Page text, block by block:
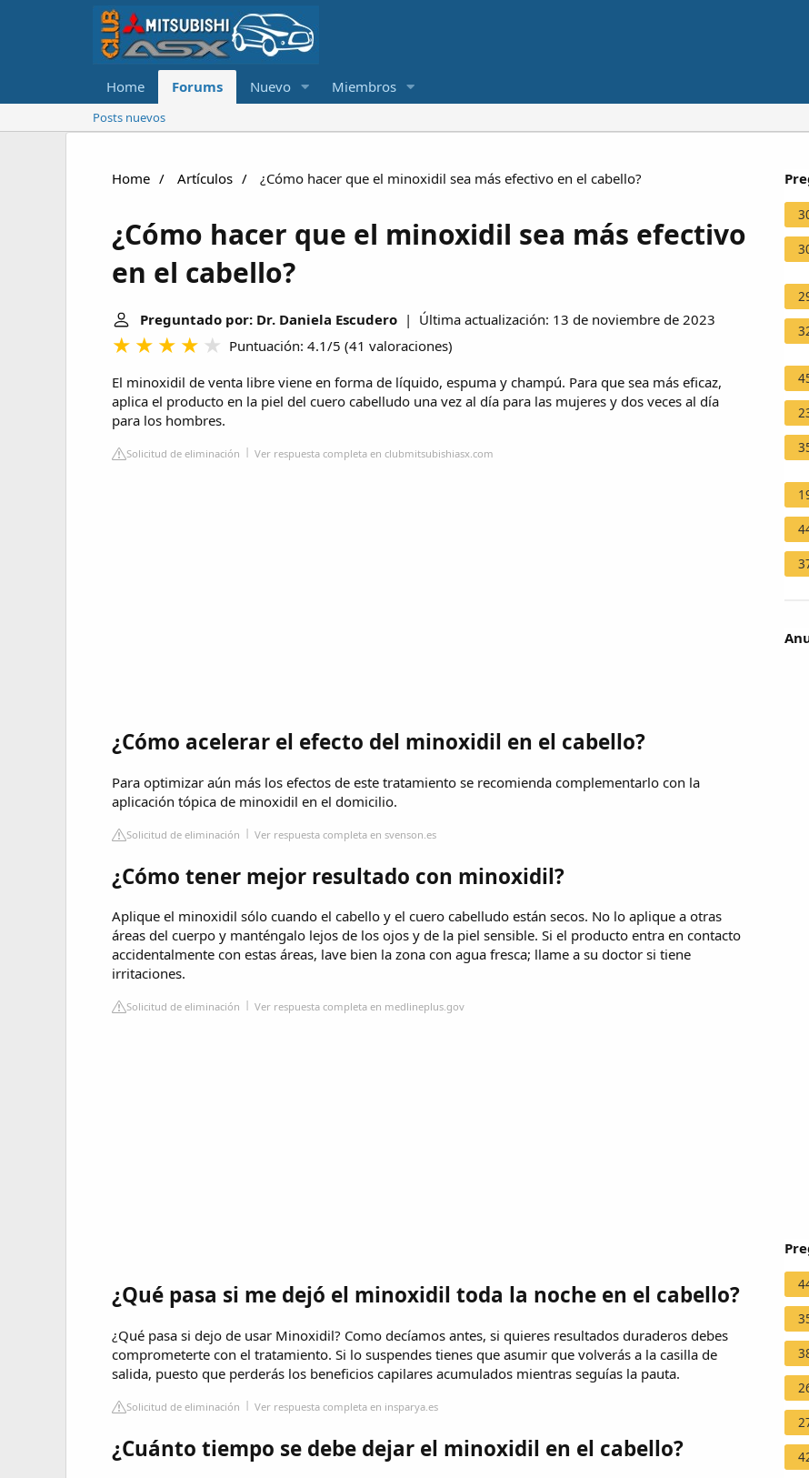
Home Forums Nuevo Miembros
Posts nuevos
Home Artículos ¿Cómo hacer que el minoxidil sea más efectivo en el cabello?
¿Cómo hacer que el minoxidil sea más efectivo
en el cabello?
Preguntado por: Dr. Daniela Escudero | Última actualización: 13 de noviembre de 2023
Puntuación: 4.1/5 (41 valoraciones)
El minoxidil de venta libre viene en forma de líquido, espuma y champú. Para que sea más eficaz,
aplica el producto en la piel del cuero cabelludo una vez al día para las mujeres y dos veces al día
para los hombres.
Solicitud de eliminación Ver respuesta completa en clubmitsubishiasx.com
¿Cómo acelerar el efecto del minoxidil en el cabello?
Para optimizar aún más los efectos de este tratamiento se recomienda complementarlo con la
aplicación tópica de minoxidil en el domicilio.
Solicitud de eliminación Ver respuesta completa en svenson.es
¿Cómo tener mejor resultado con minoxidil?
Aplique el minoxidil sólo cuando el cabello y el cuero cabelludo están secos. No lo aplique a otras
áreas del cuerpo y manténgalo lejos de los ojos y de la piel sensible. Si el producto entra en contacto
accidentalmente con estas áreas, lave bien la zona con agua fresca; llame a su doctor si tiene
irritaciones.
Solicitud de eliminación Ver respuesta completa en medlineplus.gov
¿Qué pasa si me dejó el minoxidil toda la noche en el cabello?
¿Qué pasa si dejo de usar Minoxidil? Como decíamos antes, si quieres resultados duraderos debes
comprometerte con el tratamiento. Si lo suspendes tienes que asumir que volverás a la casilla de
salida, puesto que perderás los beneficios capilares acumulados mientras seguías la pauta.
Solicitud de eliminación Ver respuesta completa en insparya.es
¿Cuánto tiempo se debe dejar el minoxidil en el cabello?